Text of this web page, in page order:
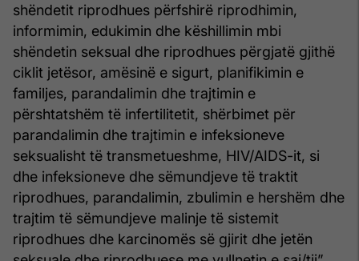
shëndetit riprodhues përfshirë riprodhimin,
informimin, edukimin dhe këshillimin mbi
shëndetin seksual dhe riprodhues përgjatë gjithë
ciklit jetësor, amësinë e sigurt, planifikimin e
familjes, parandalimin dhe trajtimin e
përshtatshëm të infertilitetit, shërbimet për
parandalimin dhe trajtimin e infeksioneve
seksualisht të transmetueshme, HIV/AIDS-it, si
dhe infeksioneve dhe sëmundjeve të traktit
riprodhues, parandalimin, zbulimin e hershëm dhe
trajtim të sëmundjeve malinje të sistemit
riprodhues dhe karcinomës së gjirit dhe jetën